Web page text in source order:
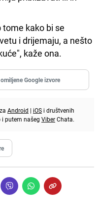
kako bi se
i drijemaju, a nešto
kaže ona.
Google izvore
Android | iOS i društvenih
i putem našeg ViberChata.